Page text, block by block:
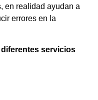
en realidad ayudan a
errores en la
servicios